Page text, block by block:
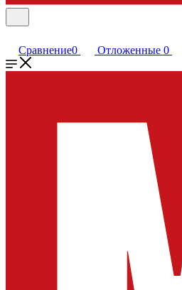
Сравнение0 Отложенные 0